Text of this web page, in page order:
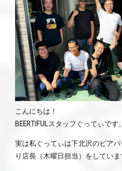
こんにちは！
BEERTIFULスタッフぐってぃです。
実は私ぐってぃは下北沢のビア
り店長（木曜日担当）をしていま